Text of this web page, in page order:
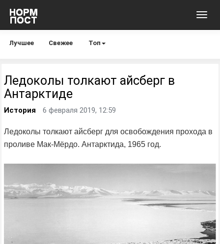
Лучшее Свежее Топ
Ледоколы толкают айсберг в
Антарктиде
История 6 февраля 2019, 12:59
Ледоколы толкают айсберг для освобождения прохода в
проливе Мак-Мёрдо. Антарктида, 1965 год.